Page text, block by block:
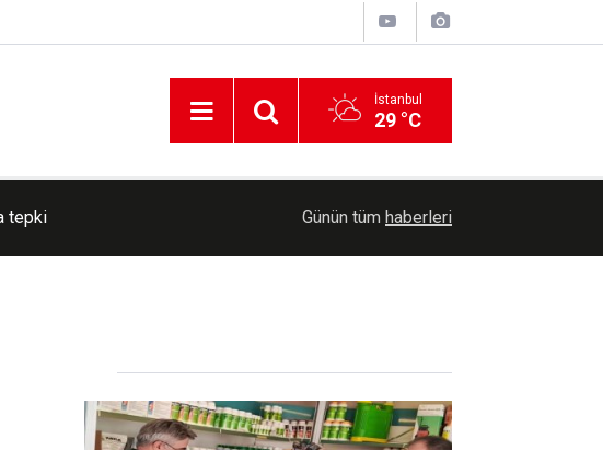
İstanbul
29 °C
British Columbia'da orman yangını
Günün tüm haberleri